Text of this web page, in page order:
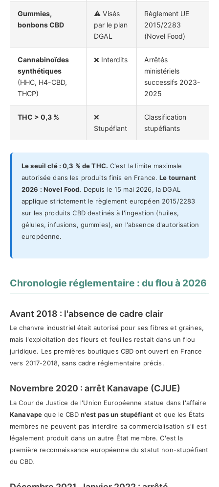
Gummies,
bonbons CBD
⚠️ Visés
par le plan
DGAL
Règlement UE
2015/2283
(Novel Food)
Cannabinoïdes
synthétiques
(HHC, H4-CBD,
THCP)
❌ Interdits
Arrêtés
ministériels
successifs 2023-
2025
THC > 0,3 %
❌
Stupéfiant
Classification
stupéfiants
Le seuil clé : 0,3 % de THC. C'est la limite maximale
autorisée dans les produits finis en France.Le tournant
2026 : Novel Food. Depuis le 15 mai 2026, la DGAL
applique strictement le règlement européen 2015/2283
sur les produits CBD destinés à l'ingestion (huiles,
gélules, infusions, gummies), en l'absence d'autorisation
européenne.
Chronologie réglementaire : du flou à 2026
Avant 2018 : l'absence de cadre clair
Le chanvre industriel était autorisé pour ses fibres et graines,
mais l'exploitation des fleurs et feuilles restait dans un flou
juridique. Les premières boutiques CBD ont ouvert en France
vers 2017-2018, sans cadre réglementaire précis.
Novembre 2020 : arrêt Kanavape (CJUE)
La Cour de Justice de l'Union Européenne statue dans l'affaire
Kanavape que le CBD n'est pas un stupéfiant et que les États
membres ne peuvent pas interdire sa commercialisation s'il est
légalement produit dans un autre État membre. C'est la
première reconnaissance européenne du statut non-stupéfiant
du CBD.